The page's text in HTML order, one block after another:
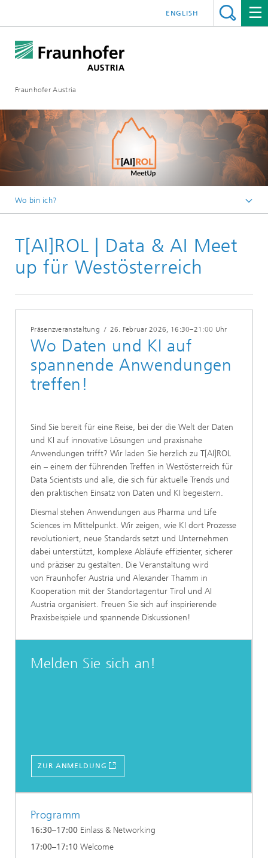
Fraunhofer Austria
ENGLISH
Wo bin ich?
Veranstaltungen
T[AI]ROL | Data & AI Meet
up für Westösterreich
Präsenzveranstaltung / 26. Februar 2026, 16:30–21:00 Uhr
Wo Daten und KI auf
spannende Anwendungen
treffen!
Sind Sie bereit für eine Reise, bei der die Welt der Daten
und KI auf innovative Lösungen und praxisnahe
Anwendungen trifft? Wir laden Sie herzlich zu T[AI]ROL
ein – einem der führenden Treffen in Westösterreich für
Data Scientists und alle, die sich für aktuelle Trends und
den praktischen Einsatz von Daten und KI begeistern.
Diesmal stehen Anwendungen aus Pharma und Life
Sciences im Mittelpunkt. Wir zeigen, wie KI dort Prozesse
revolutioniert, neue Standards setzt und Unternehmen
dabei unterstützt, komplexe Abläufe effizienter, sicherer
und präziser zu gestalten. Die Veranstaltung wird
von Fraunhofer Austria und Alexander Thamm in
Kooperation mit der Standortagentur Tirol und AI
Austria organisiert. Freuen Sie sich auf inspirierende
Praxisbeispiele und spannende Diskussionen!
Melden Sie sich an!
ZUR ANMELDUNG
Programm
16:30–17:00 Einlass & Networking
17:00–17:10 Welcome